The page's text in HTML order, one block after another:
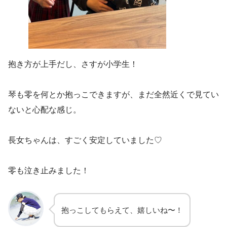
抱き方が上手だし、さすが小学生！
琴も零を何とか抱っこできますが、まだ全然近くで見てい
ないと心配な感じ。
長女ちゃんは、すごく安定していました♡
零も泣き止みました！
抱っこしてもらえて、嬉しいね〜！